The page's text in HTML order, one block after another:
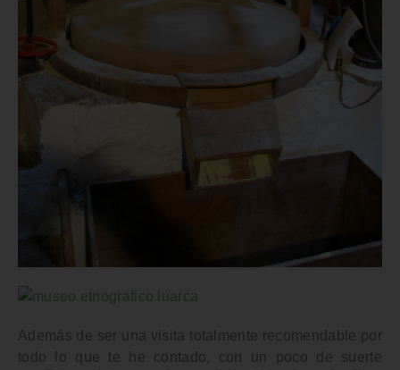
Además de ser una visita totalmente recomendable por
todo lo que te he contado, con un poco de suerte